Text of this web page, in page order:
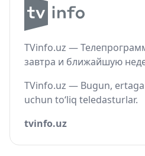
TVinfo.uz —
завтра и ближайшую
TVinfo.uz — Bugun,
uchun to‘liq teledasturlar.
tvinfo.uz